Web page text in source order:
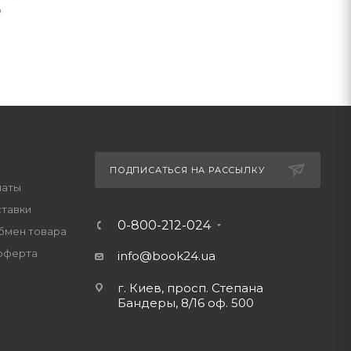
товара
ПОДПИСАТЬСЯ НА РАССЫЛКУ
0-800-212-024
info@book24.ua
г. Киев, просп. Степана
Бандеры, 8/16 оф. 500